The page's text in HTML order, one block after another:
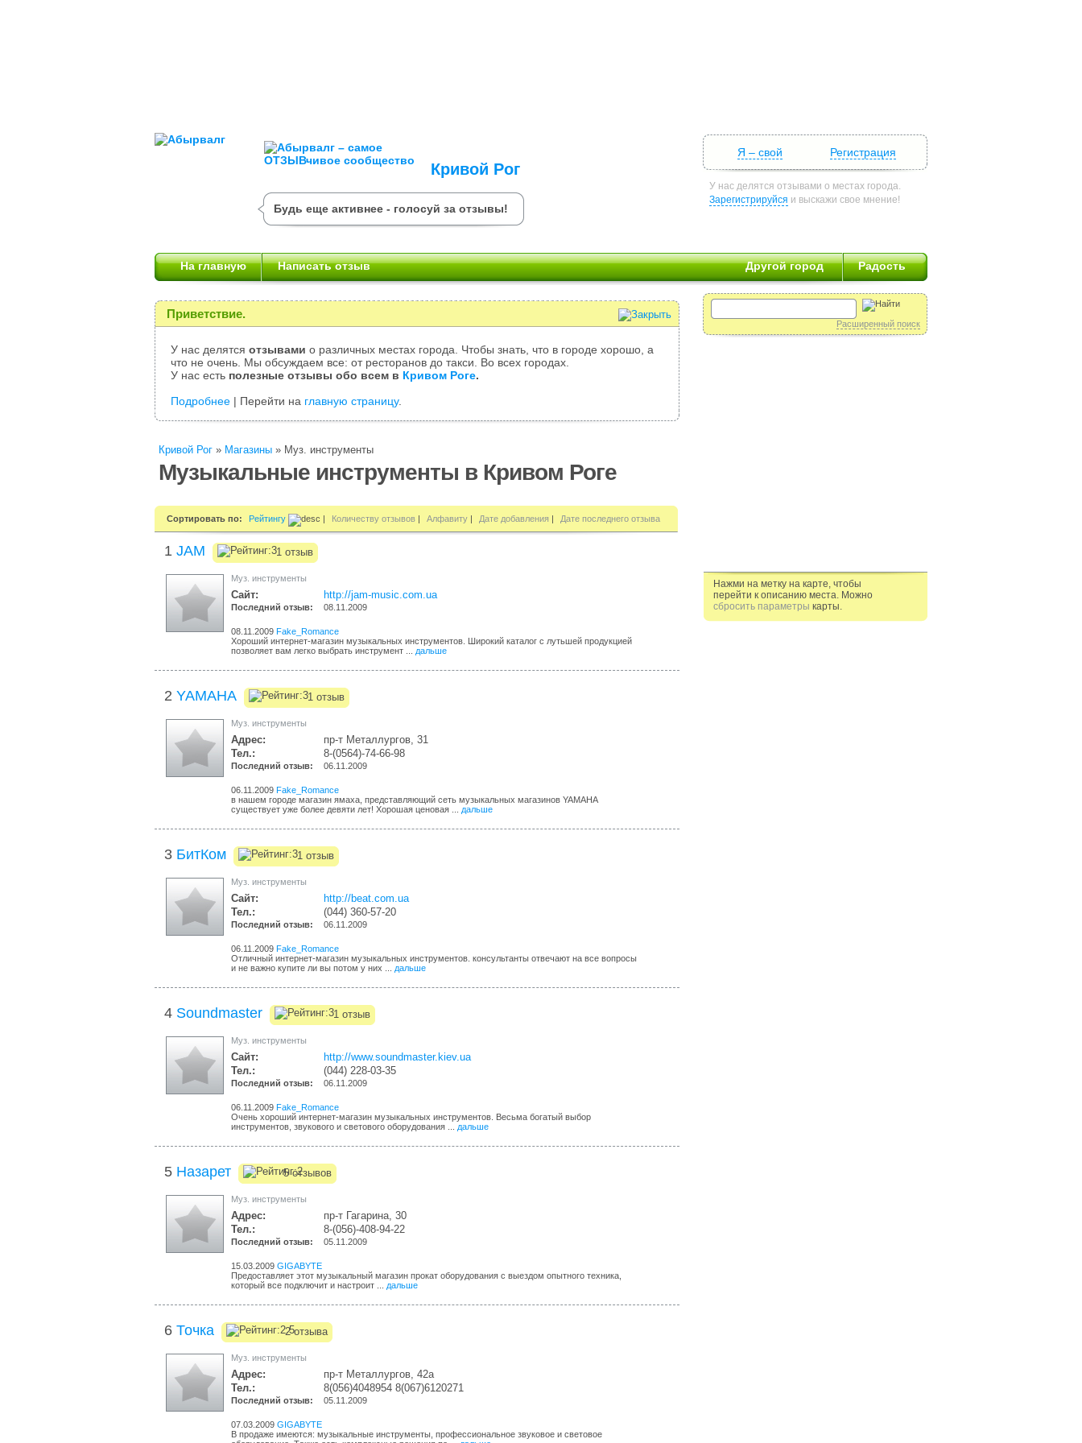
Кривой Рог
Будь еще активнее - голосуй за отзывы!
Я – свой Регистрация
У нас делятся отзывами о местах города.
Зарегистрируйся и выскажи свое мнение!
На главную Написать отзыв Другой город Радость
Приветствие.
У нас делятся отзывами о различных местах города. Чтобы знать, что в городе хорошо, а
что не очень. Мы обсуждаем все: от ресторанов до такси. Во всех городах.
У нас есть полезные отзывы обо всем в Кривом Роге.
Подробнее | Перейти на главную страницу.
Кривой Рог » Магазины » Муз. инструменты
Музыкальные инструменты в Кривом Роге
Сортировать по: Рейтингу | Количеству отзывов | Алфавиту | Дате добавления | Дате последнего отзыва
1 JAM 1 отзыв
Муз. инструменты
Сайт: http://jam-music.com.ua
Последний отзыв: 08.11.2009
08.11.2009 Fake_Romance
Хороший интернет-магазин музыкальных инструментов. Широкий каталог с лутьшей продукцией
позволяет вам легко выбрать инструмент ... дальше
2 YAMAHA 1 отзыв
Муз. инструменты
Адрес:
пр-т Металлургов, 31
Тел.:
8-(0564)-74-66-98
Последний отзыв: 06.11.2009
06.11.2009 Fake_Romance
в нашем городе магазин ямаха, представляющий сеть музыкальных магазинов YAMAHA
существует уже более девяти лет! Хорошая ценовая ... дальше
3 БитКом 1 отзыв
Муз. инструменты
Сайт:
http://beat.com.ua
Тел.:
(044) 360-57-20
Последний отзыв: 06.11.2009
06.11.2009 Fake_Romance
Отличный интернет-магазин музыкальных инструментов. консультанты отвечают на все вопросы
и не важно купите ли вы потом у них ... дальше
4 Soundmaster 1 отзыв
Муз. инструменты
Сайт:
http://www.soundmaster.kiev.ua
Тел.:
(044) 228-03-35
Последний отзыв: 06.11.2009
06.11.2009 Fake_Romance
Очень хороший интернет-магазин музыкальных инструментов. Весьма богатый выбор
инструментов, звукового и светового оборудования ... дальше
5 Назарет 5 отзывов
Муз. инструменты
Адрес:
пр-т Гагарина, 30
Тел.:
8-(056)-408-94-22
Последний отзыв: 05.11.2009
15.03.2009 GIGABYTE
Предоставляет этот музыкальный магазин прокат оборудования с выездом опытного техника,
который все подключит и настроит ... дальше
6 Точка 2 отзыва
Муз. инструменты
Адрес:
пр-т Металлургов, 42а
Тел.:
8(056)4048954 8(067)6120271
Последний отзыв: 05.11.2009
07.03.2009 GIGABYTE
В продаже имеются: музыкальные инструменты, профессиональное звуковое и световое
Расширенный поиск
Нажми на метку на карте, чтобы
перейти к описанию места. Можно
сбросить параметры карты.